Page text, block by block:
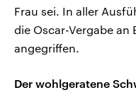
Frau sei. In aller
die Oscar-Vergabe an
angegriffen.
Der wohlgeratene